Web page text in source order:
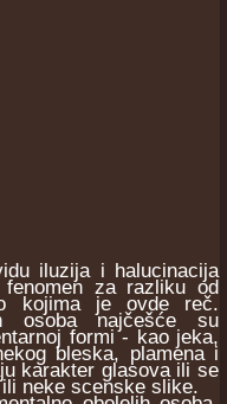
iluzija i halucinacija
za razliku od
kojima je ovde reč.
osoba najčešće su
formi - kao jeka,
bleska, plamena i
karakter glasova ili se
neke scenske slike.